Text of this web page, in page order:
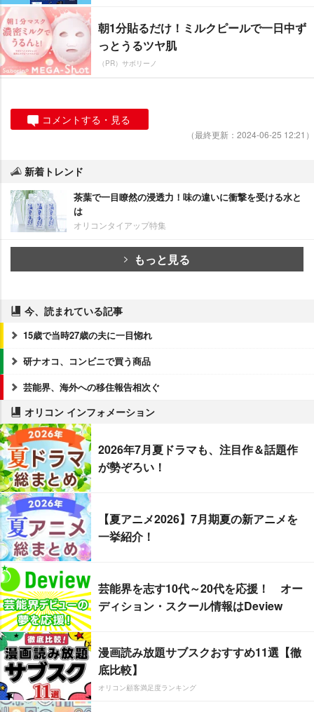
朝1分貼るだけ！ミルクピールで一日中ず
っとうるツヤ肌
（PR）サボリーノ
コメントする・見る
（最終更新：2024-06-25 12:21）
新着トレンド
茶葉で一目瞭然の浸透力！味の違いに衝撃を受ける水と
は
オリコンタイアップ特集
もっと見る
今、読まれている記事
15歳で当時27歳の夫に一目惚れ
研ナオコ、コンビニで買う商品
芸能界、海外への移住報告相次ぐ
オリコン インフォメーション
2026年7月夏ドラマも、注目作＆話題作
が勢ぞろい！
【夏アニメ2026】7月期夏の新アニメを
一挙紹介！
芸能界を志す10代～20代を応援！ オー
ディション・スクール情報はDeview
漫画読み放題サブスクおすすめ11選【徹
底比較】
オリコン顧客満足度ランキング